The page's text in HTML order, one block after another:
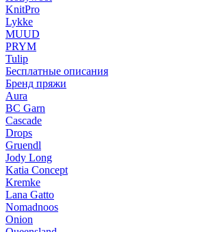
KnitPro
Lykke
MUUD
PRYM
Tulip
Бесплатные описания
Бренд пряжи
Aura
BC Garn
Cascade
Drops
Gruendl
Jody Long
Katia Concept
Kremke
Lana Gatto
Nomadnoos
Onion